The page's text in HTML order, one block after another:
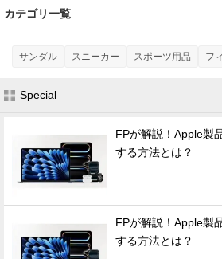
カテゴリ一覧
サンダル スニーカー スポーツ用品 フ
Special
FPが解説！Apple製
する方法とは？
FPが解説！Apple製
する方法とは？